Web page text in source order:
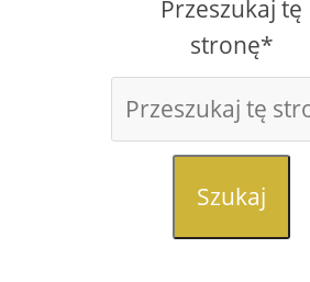
Przeszukaj tę
stronę*
Szukaj